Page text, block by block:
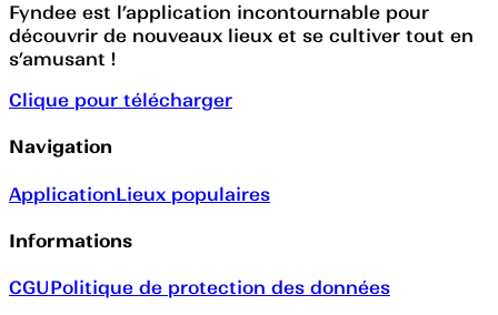
Fyndee est l’application incontournable pour
découvrir de nouveaux lieux et se cultiver tout en
s’amusant !
Clique pour télécharger
Navigation
ApplicationLieux populaires
Informations
CGUPolitique de protection des données